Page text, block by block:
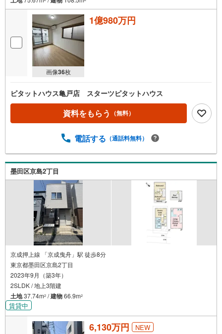
画像36枚
1億980万円
ピタットハウス亀戸店 スターツピタットハウス
資料をもらう （無料）
電話する （通話料無料）
墨田区京島2丁目
京成押上線 「京成曳舟」駅 徒歩8分
東京都墨田区京島2丁目
2023年9月（築3年）
2SLDK / 地上3階建
土地37.74m2 /建物66.9m2
賃貸中
6,130万円 NEW